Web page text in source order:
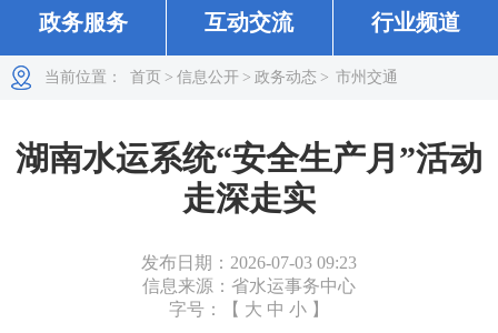
政务服务 互动交流 行业频道
当前位置： 首页 > 信息公开 > 政务动态 > 市州交通
湖南水运系统“安全生产月”活动
走深走实
发布日期：2026-07-03 09:23
信息来源：省水运事务中心
字号：【 大 中 小 】